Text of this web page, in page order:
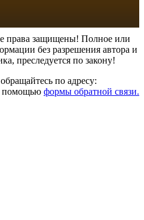
права защищены! Полное или
без разрешения автора и
преследуется по закону!
по адресу:
помощью формы обратной связи.